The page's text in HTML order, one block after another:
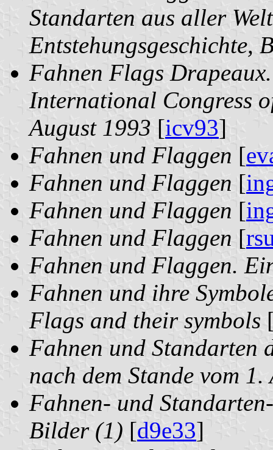
Standarten aus aller
Entstehungsgeschichte,
Fahnen Flags
International Congress
August 1993 [icv93]
Fahnen und Flaggen [
Fahnen und Flaggen [
Fahnen und Flaggen [
Fahnen und Flaggen [
Fahnen und Flaggen.
Fahnen und ihre
Flags and their symbols
Fahnen und Standarten
nach dem Stande vom
Fahnen- und
Bilder (1) [d9e33]